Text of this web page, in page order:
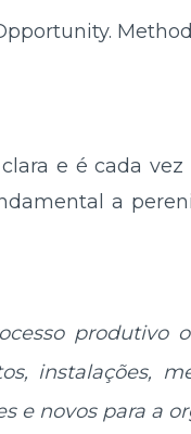
e é cada
a
produtivo
instalações,
e novos para a